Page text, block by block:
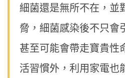
細菌還是無所不在，並
脅，細菌感染後不只會
甚至可能會帶走寶貴性
活習慣外，利用家電也